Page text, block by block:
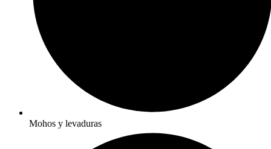
Mohos y levaduras